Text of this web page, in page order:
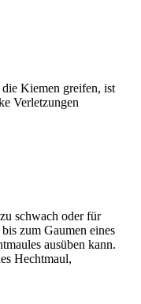
Kiemen greifen, ist
Verletzungen
schwach oder für
zum Gaumen eines
ausüben kann.
Hechtmaul,